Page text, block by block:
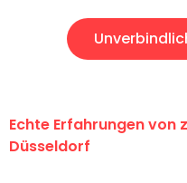
Echte Erfahrungen von
Düsseldorf